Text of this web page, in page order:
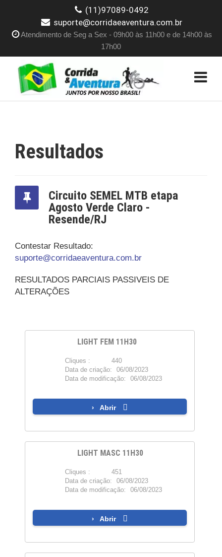
(11)97089-0492
suporte@corridaeaventura.com.br
Atendimento de Seg a Sex - 09h00 às 11h00 e de 14h00 às
17h00
Resultados
Circuito SEMEL MTB etapa
Agosto Verde Claro -
Resende/RJ
Contestar Resultado:
suporte@corridaeaventura.com.br
RESULTADOS PARCIAIS PASSIVEIS DE
ALTERAÇÕES
LIGHT FEM 11H30
Cliques :
440
Data de criação:
06/08/2023
Data de modificação:
06/08/2023
Abrir
LIGHT MASC 11H30
Cliques :
451
Data de criação:
06/08/2023
Data de modificação:
06/08/2023
Abrir